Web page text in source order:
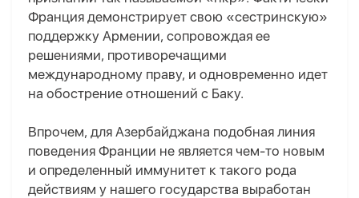
Франция демонстрирует свою «сестринскую»
поддержку Армении, сопровождая ее
решениями, противоречащими
международному праву, и одновременно идет
на обострение отношений с Баку.
Впрочем, для Азербайджана подобная линия
поведения Франции не является чем-то новым
и определенный иммунитет к такого рода
действиям у нашего государства выработан